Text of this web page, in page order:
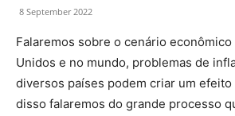
8 September 2022
Falaremos sobre o cenário econômico
Unidos e no mundo, problemas de
diversos países podem criar um efeito
disso falaremos do grande processo